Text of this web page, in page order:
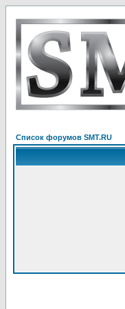
Список форумов SMT.RU